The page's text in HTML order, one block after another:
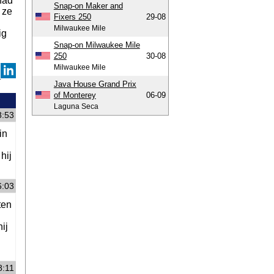
ze
Snap-on Maker and
Fixers 250
Milwaukee Mile
29-08
Snap-on Milwaukee Mile
250
Milwaukee Mile
30-08
Java House Grand Prix
of Monterey
Laguna Seca
06-09